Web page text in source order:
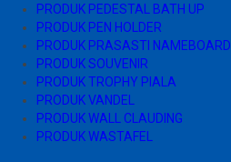
PRODUK PEDESTAL BATH UP
PRODUK PEN HOLDER
PRODUK PRASASTI NAMEBOARD
PRODUK SOUVENIR
PRODUK TROPHY PIALA
PRODUK VANDEL
PRODUK WALL CLAUDING
PRODUK WASTAFEL